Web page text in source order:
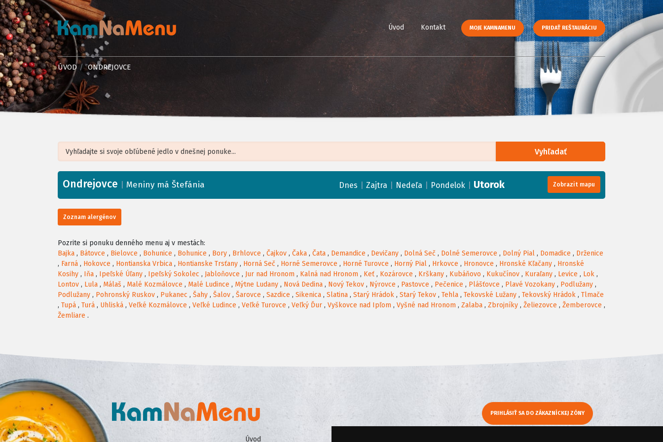
Úvod Kontakt MOJE KAMNAMENU PRIDAŤ REŠTAURÁCIU
ÚVOD ONDREJOVCE
Vyhľadať
+
−
Ondrejovce Meniny má Štefánia Dnes Zajtra Nedeľa Pondelok Utorok Zobrazit mapu
Zoznam alergénov
Pozrite si ponuku denného menu aj v mestách:
Bajka , Bátovce , Bielovce , Bohunice , Bohunice , Bory , Brhlovce , Čajkov , Čaka , Čata , Demandice , Devičany , Dolná Seč , Dolné Semerovce , Dolný Pial , Domadice , Drženice
, Farná , Hokovce , Hontianska Vrbica , Hontianske Trsťany , Horná Seč , Horné Semerovce , Horné Turovce , Horný Pial , Hrkovce , Hronovce , Hronské Kľačany , Hronské
Kosihy , Iňa , Ipeľské Úľany , Ipeľský Sokolec , Jabloňovce , Jur nad Hronom , Kalná nad Hronom , Keť , Kozárovce , Krškany , Kubáňovo , Kukučínov , Kuraľany , Levice , Lok ,
Lontov , Lula , Málaš , Malé Kozmálovce , Malé Ludince , Mýtne Ludany , Nová Dedina , Nový Tekov , Nýrovce , Pastovce , Pečenice , Plášťovce , Plavé Vozokany , Podlužany ,
Podlužany , Pohronský Ruskov , Pukanec , Šahy , Šalov , Šarovce , Sazdice , Sikenica , Slatina , Starý Hrádok , Starý Tekov , Tehla , Tekovské Lužany , Tekovský Hrádok , Tlmače
, Tupá , Turá , Uhliská , Veľké Kozmálovce , Veľké Ludince , Veľké Turovce , Veľký Ďur , Vyškovce nad Ipľom , Vyšné nad Hronom , Zalaba , Zbrojníky , Želiezovce , Žemberovce ,
Žemliare .
PRIHLÁSIŤ SA DO ZÁKAZNÍCKEJ ZÓNY
Úvod